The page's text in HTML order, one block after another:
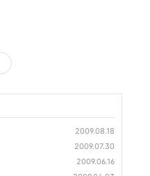
2009.08.18
2009.07.30
2009.06.16